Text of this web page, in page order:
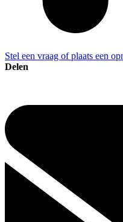
Stel een vraag of plaats een
Delen